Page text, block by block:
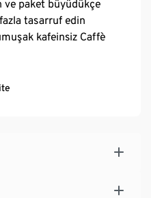
ve paket büyüdükçe
tasarruf edin
kafeinsiz Caffè